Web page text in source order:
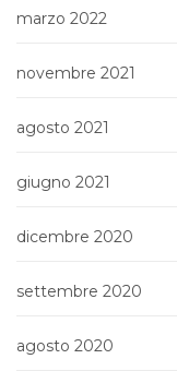
marzo 2022
novembre 2021
agosto 2021
giugno 2021
dicembre 2020
settembre 2020
agosto 2020